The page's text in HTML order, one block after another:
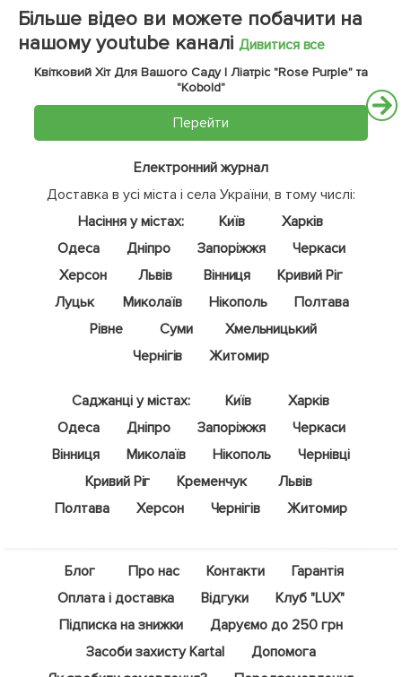
Більше відео ви можете побачити на
нашому youtube каналі Дивитися все
Квітковий Хіт Для Вашого Саду | Ліатріс "Rose Purple" та
"Kobold"
Перейти
Електронний журнал
Доставка в усі міста і села України, в тому числі:
Насіння у містах:
Київ
Харків
Одеса
Дніпро Запоріжжя
Черкаси
Херсон
Львів Вінниця
Кривий Ріг
Луцьк
Миколаїв Нікополь
Полтава
Рівне
Суми
Хмельницький
Чернігів
Житомир
Саджанці у містах: Київ
Харків
Одеса
Дніпро Запоріжжя
Черкаси
Вінниця
Миколаїв Нікополь
Чернівці
Кривий Ріг
Кременчук
Львів
Полтава
Херсон Чернігів Житомир
Блог Про нас Контакти
Гарантія
Оплата і доставка
Відгуки
Клуб "LUX"
Підписка на знижки
Даруємо до 250 грн
Засоби захисту Kartal
Допомога